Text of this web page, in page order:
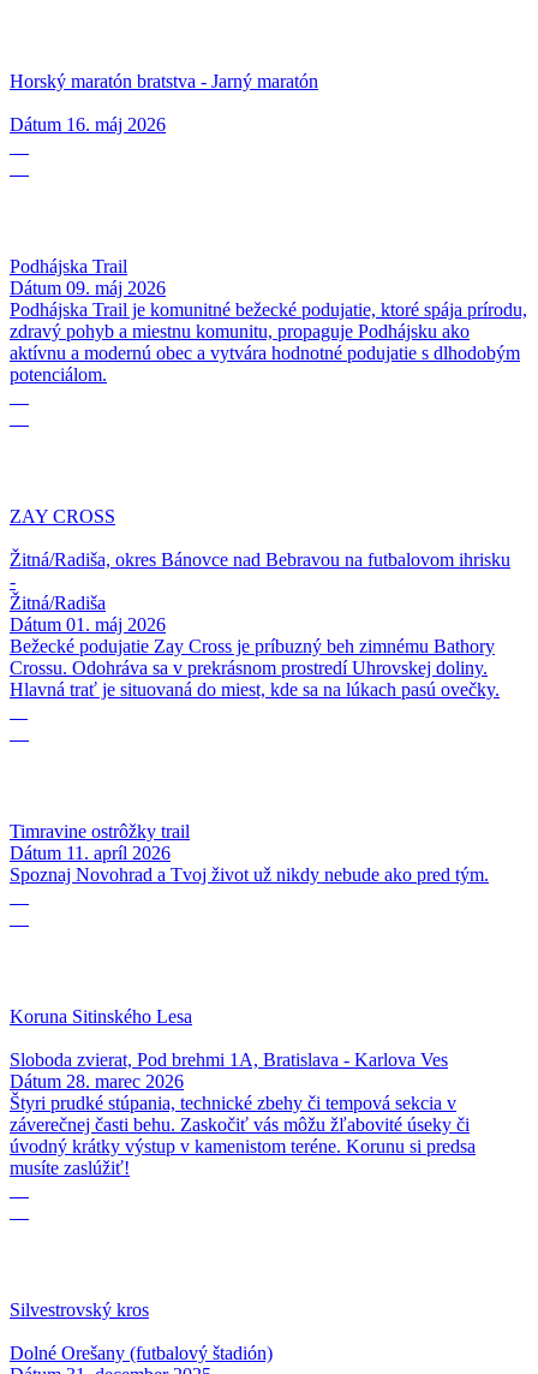
Horský maratón bratstva - Jarný maratón
Dátum 16. máj 2026
Podhájska Trail
Dátum 09. máj 2026
Podhájska Trail je komunitné bežecké podujatie, ktoré spája prírodu,
zdravý pohyb a miestnu komunitu, propaguje Podhájsku ako
aktívnu a modernú obec a vytvára hodnotné podujatie s dlhodobým
potenciálom.
ZAY CROSS
Žitná/Radiša, okres Bánovce nad Bebravou na futbalovom ihrisku
-
Žitná/Radiša
Dátum 01. máj 2026
Bežecké podujatie Zay Cross je príbuzný beh zimnému Bathory
Crossu. Odohráva sa v prekrásnom prostredí Uhrovskej doliny.
Hlavná trať je situovaná do miest, kde sa na lúkach pasú ovečky.
Timravine ostrôžky trail
Dátum 11. apríl 2026
Spoznaj Novohrad a Tvoj život už nikdy nebude ako pred tým.
Koruna Sitinského Lesa
Sloboda zvierat, Pod brehmi 1A, Bratislava - Karlova Ves
Dátum 28. marec 2026
Štyri prudké stúpania, technické zbehy či tempová sekcia v
záverečnej časti behu. Zaskočiť vás môžu žľabovité úseky či
úvodný krátky výstup v kamenistom teréne. Korunu si predsa
musíte zaslúžiť!
Silvestrovský kros
Dolné Orešany (futbalový štadión)